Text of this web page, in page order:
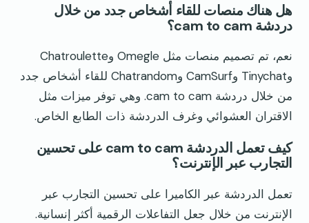
هل هناك منصات للقاء أشخاص جدد من خلال
دردشة cam to cam؟
نعم، تم تصميم منصات مثل Omegle وChatroulette
وTinychat وCamSurf وChatrandom للقاء أشخاص جدد
من خلال دردشة cam to cam. وهي توفر ميزات مثل
الاقتران العشوائي وغرف الدردشة ذات الطابع الخاص.
كيف تعمل الدردشة cam to cam على تحسين
التجارب عبر الإنترنت؟
تعمل الدردشة عبر الكاميرا على تحسين التجارب عبر
الإنترنت من خلال جعل التفاعلات الرقمية أكثر إنسانية.